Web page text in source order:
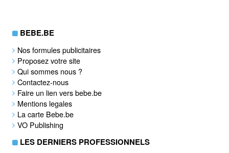
BEBE.BE
Nos formules publicitaires
Proposez votre site
Qui sommes nous ?
Contactez-nous
Faire un lien vers bebe.be
Mentions legales
La carte Bebe.be
VO Publishing
LES DERNIERS PROFESSIONNELS